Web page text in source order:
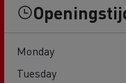
Monday
Tuesday